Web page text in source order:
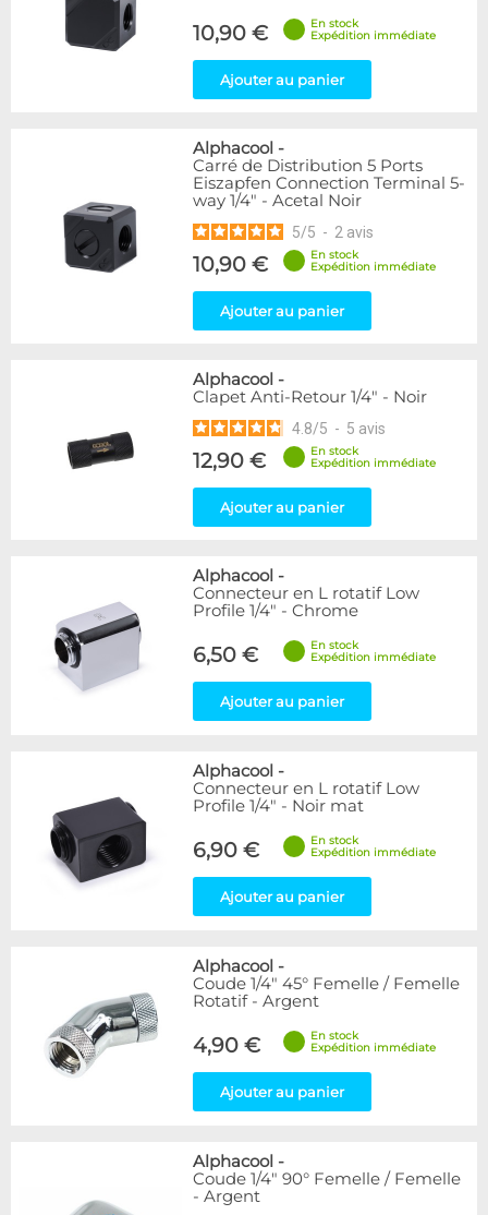
10,90 €
En stock
Expédition immédiate
Ajouter au panier
Alphacool -
Carré de Distribution 5 Ports
Eiszapfen Connection Terminal 5-
way 1/4" - Acetal Noir
5/5 - 2 avis
10,90 €
En stock
Expédition immédiate
Ajouter au panier
Alphacool -
Clapet Anti-Retour 1/4" - Noir
4.8/5 - 5 avis
12,90 €
En stock
Expédition immédiate
Ajouter au panier
Alphacool -
Connecteur en L rotatif Low
Profile 1/4" - Chrome
6,50 €
En stock
Expédition immédiate
Ajouter au panier
Alphacool -
Connecteur en L rotatif Low
Profile 1/4" - Noir mat
6,90 €
En stock
Expédition immédiate
Ajouter au panier
Alphacool -
Coude 1/4" 45° Femelle / Femelle
Rotatif - Argent
4,90 €
En stock
Expédition immédiate
Ajouter au panier
Alphacool -
Coude 1/4" 90° Femelle / Femelle
- Argent